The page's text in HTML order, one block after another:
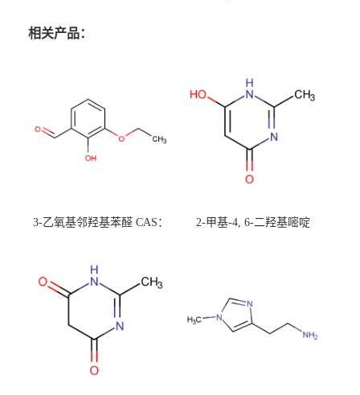
相关产品：
3-乙氧基邻羟基苯醛 CAS：
校可先用后付
2-甲基-4, 6-二羟基嘧啶